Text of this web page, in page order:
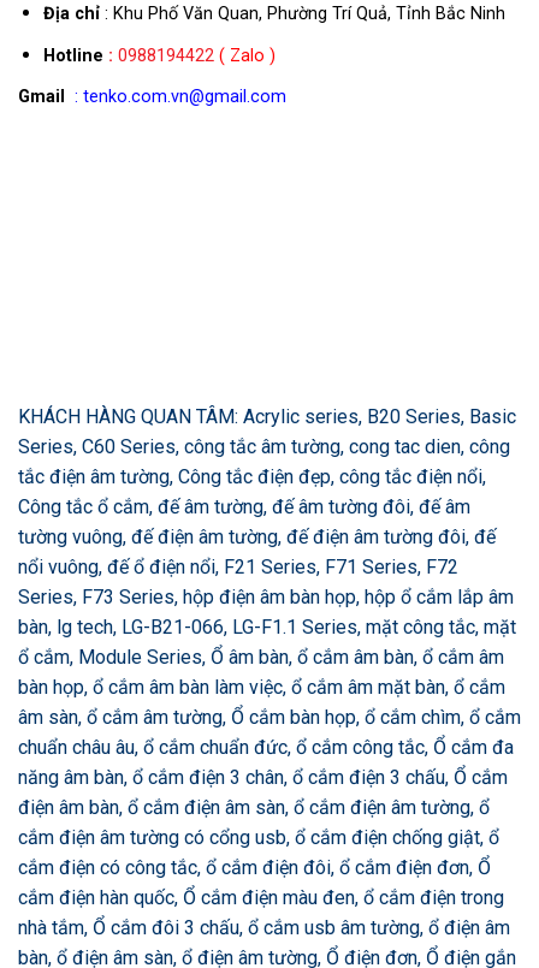
Địa chỉ: Khu Phố Văn Quan, Phường Trí Quả, Tỉnh Bắc Ninh
Hotline : 0988194422( Zalo )
Gmail : tenko.com.vn@gmail.com
KHÁCH HÀNG QUAN TÂM: Acrylic series, B20 Series, Basic
Series, C60 Series, công tắc âm tường, cong tac dien, công
tắc điện âm tường, Công tắc điện đẹp, công tắc điện nổi,
Công tắc ổ cắm, đế âm tường, đế âm tường đôi, đế âm
tường vuông, đế điện âm tường, đế điện âm tường đôi, đế
nổi vuông, đế ổ điện nổi, F21 Series, F71 Series, F72
Series, F73 Series, hộp điện âm bàn họp, hộp ổ cắm lắp âm
bàn, lg tech, LG-B21-066, LG-F1.1 Series, mặt công tắc, mặt
ổ cắm, Module Series, Ổ âm bàn, ổ cắm âm bàn, ổ cắm âm
bàn họp, ổ cắm âm bàn làm việc, ổ cắm âm mặt bàn, ổ cắm
âm sàn, ổ cắm âm tường, Ổ cắm bàn họp, ổ cắm chìm, ổ cắm
chuẩn châu âu, ổ cắm chuẩn đức, ổ cắm công tắc, Ổ cắm đa
năng âm bàn, ổ cắm điện 3 chân, ổ cắm điện 3 chấu, Ổ cắm
điện âm bàn, ổ cắm điện âm sàn, ổ cắm điện âm tường, ổ
cắm điện âm tường có cổng usb, ổ cắm điện chống giật, ổ
cắm điện có công tắc, ổ cắm điện đôi, ổ cắm điện đơn, Ổ
cắm điện hàn quốc, Ổ cắm điện màu đen, ổ cắm điện trong
nhà tắm, Ổ cắm đôi 3 chấu, ổ cắm usb âm tường, ổ điện âm
bàn, ổ điện âm sàn, ổ điện âm tường, Ổ điện đơn, Ổ điện gắn